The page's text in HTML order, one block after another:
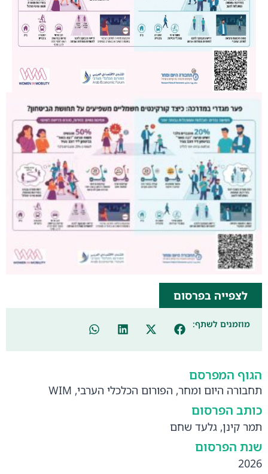
לצפייה בפרסום
מוזמנים לשתף:
הגוף המפרסם
תחבורה היום ומחר, הפורום הכלכלי הערבי, WIM
כותב הפרסום
תמר קינן, גלעד שחם
שנת הפרסום
2026